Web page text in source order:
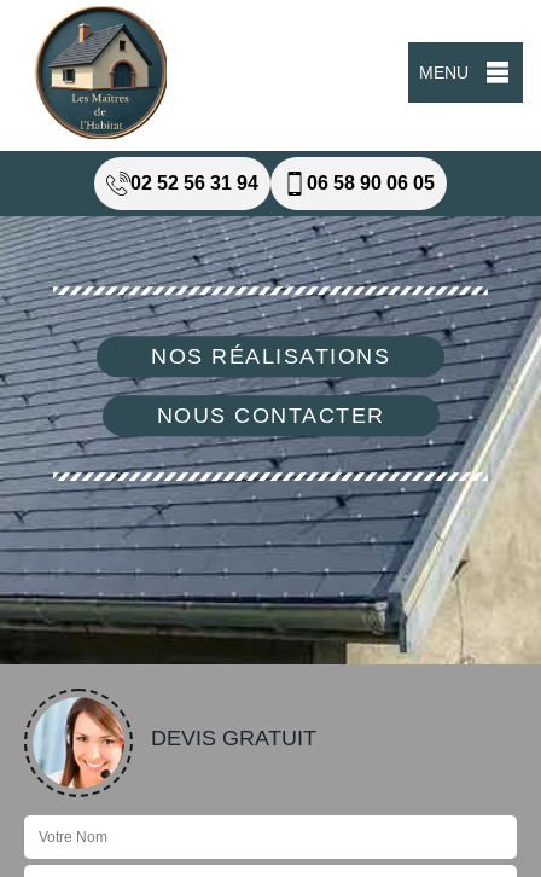
MENU
02 52 56 31 94 06 58 90 06 05
NOS RÉALISATIONS
NOUS CONTACTER
DEVIS GRATUIT